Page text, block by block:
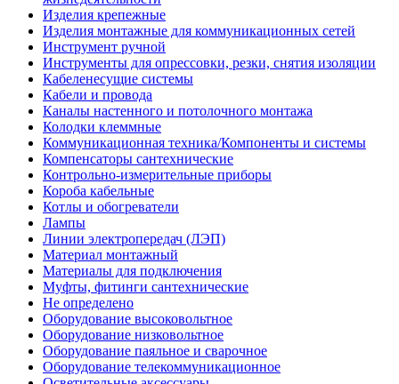
Изделия крепежные
Изделия монтажные для коммуникационных сетей
Инструмент ручной
Инструменты для опрессовки, резки, снятия изоляции
Кабеленесущие системы
Кабели и провода
Каналы настенного и потолочного монтажа
Колодки клеммные
Коммуникационная техника/Компоненты и системы
Компенсаторы сантехнические
Контрольно-измерительные приборы
Короба кабельные
Котлы и обогреватели
Лампы
Линии электропередач (ЛЭП)
Материал монтажный
Материалы для подключения
Муфты, фитинги сантехнические
Не определено
Оборудование высоковольтное
Оборудование низковольтное
Оборудование паяльное и сварочное
Оборудование телекоммуникационное